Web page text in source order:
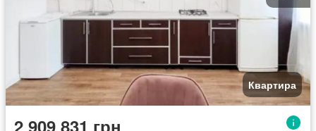
Квартира
2 909 831 грн